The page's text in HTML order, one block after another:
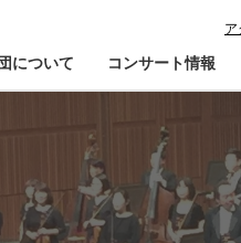
ア
について
すもの
員紹介
コンサート情報
チケット購入ガイド
鑑賞会員入会